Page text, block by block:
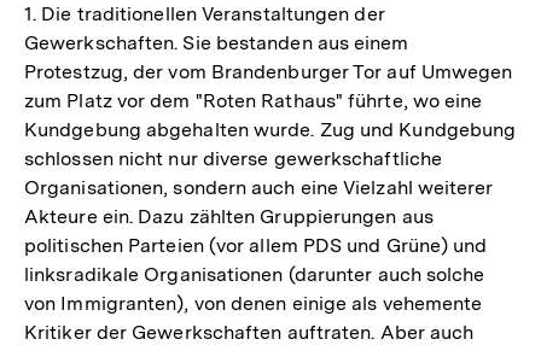
1. Die traditionellen Veranstaltungen der
Gewerkschaften. Sie bestanden aus einem
Protestzug, der vom Brandenburger Tor auf Umwegen
zum Platz vor dem "Roten Rathaus" führte, wo eine
Kundgebung abgehalten wurde. Zug und Kundgebung
schlossen nicht nur diverse gewerkschaftliche
Organisationen, sondern auch eine Vielzahl weiterer
Akteure ein. Dazu zählten Gruppierungen aus
politischen Parteien (vor allem PDS und Grüne) und
linksradikale Organisationen (darunter auch solche
von Immigranten), von denen einige als vehemente
Kritiker der Gewerkschaften auftraten. Aber auch